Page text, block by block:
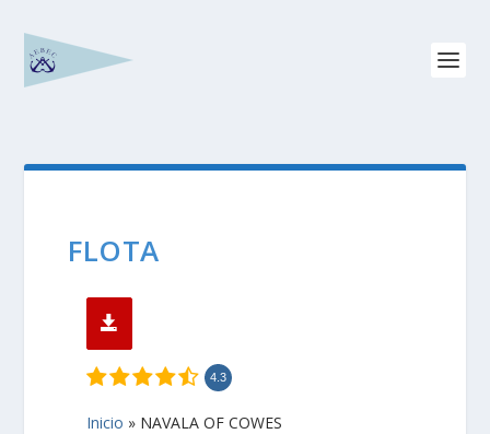
FLOTA
4.3
Inicio » NAVALA OF COWES